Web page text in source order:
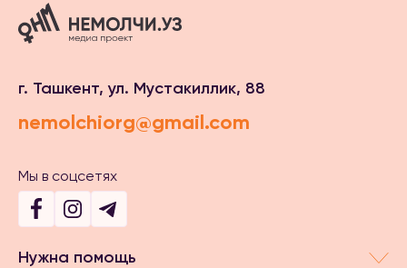
г. Ташкент, ул. Мустакиллик, 88
nemolchiorg@gmail.com
Мы в соцсетях
Нужна помощь